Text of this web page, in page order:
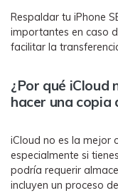
Respaldar tu iPhone
importantes en caso
facilitar la
¿Por qué iCloud
hacer una copia
iCloud no es la mejor
especialmente si
podría requerir
incluyen un proceso